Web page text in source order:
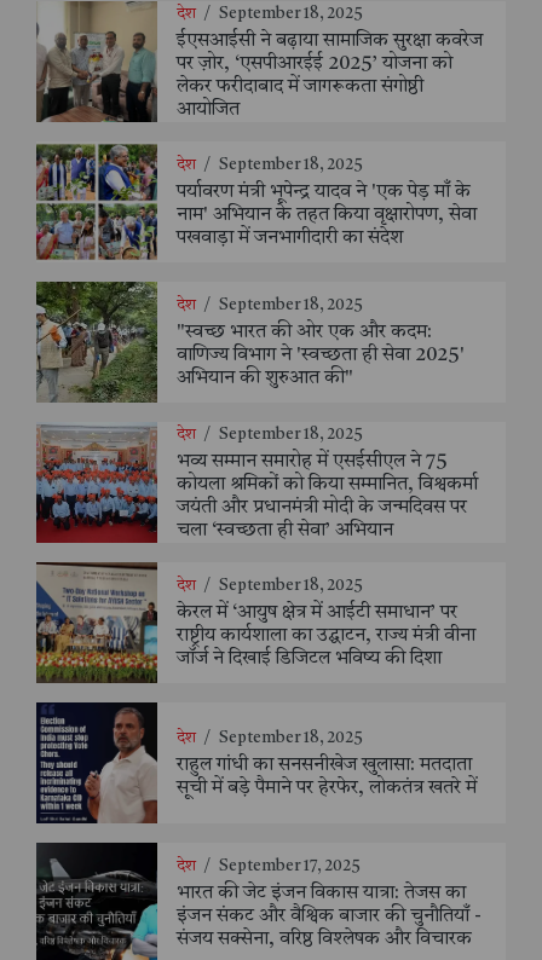
देश / September 18, 2025
ईएसआईसी ने बढ़ाया सामाजिक सुरक्षा कवरेज
पर ज़ोर, ‘एसपीआरईई 2025’ योजना को
लेकर फरीदाबाद में जागरूकता संगोष्ठी
आयोजित
देश / September 18, 2025
पर्यावरण मंत्री भूपेन्द्र यादव ने 'एक पेड़ माँ के
नाम' अभियान के तहत किया वृक्षारोपण, सेवा
पखवाड़ा में जनभागीदारी का संदेश
देश / September 18, 2025
"स्वच्छ भारत की ओर एक और कदम:
वाणिज्य विभाग ने 'स्वच्छता ही सेवा 2025'
अभियान की शुरुआत की"
देश / September 18, 2025
भव्य सम्मान समारोह में एसईसीएल ने 75
कोयला श्रमिकों को किया सम्मानित, विश्वकर्मा
जयंती और प्रधानमंत्री मोदी के जन्मदिवस पर
चला ‘स्वच्छता ही सेवा’ अभियान
देश / September 18, 2025
केरल में ‘आयुष क्षेत्र में आईटी समाधान’ पर
राष्ट्रीय कार्यशाला का उद्घाटन, राज्य मंत्री वीना
जॉर्ज ने दिखाई डिजिटल भविष्य की दिशा
देश / September 18, 2025
राहुल गांधी का सनसनीखेज खुलासा: मतदाता
सूची में बड़े पैमाने पर हेरफेर, लोकतंत्र खतरे में
देश / September 17, 2025
भारत की जेट इंजन विकास यात्रा: तेजस का
इंजन संकट और वैश्विक बाजार की चुनौतियाँ -
संजय सक्सेना, वरिष्ठ विश्लेषक और विचारक